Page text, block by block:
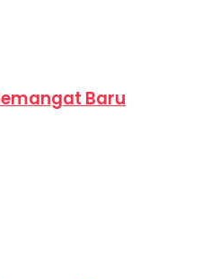
Baru